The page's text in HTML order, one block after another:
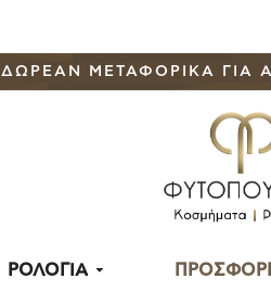
ΔΩΡΕΑΝ ΜΕΤΑΦΟΡΙΚΑ ΓΙΑ
ΡΟΛΟΓΙΑ